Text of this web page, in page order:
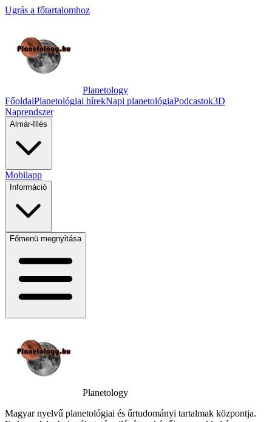
Ugrás a főtartalomhoz
Planetology
FőoldalPlanetológiai hírekNapi planetológiaPodcastok3D
Naprendszer
Almár-Illés
Mobilapp
Információ
Főmenü megnyitása
Planetology
Magyar nyelvű planetológiai és űrtudományi tartalmak központja.